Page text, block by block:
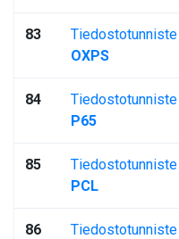
83
Tiedostotunniste
OXPS
84
Tiedostotunniste
P65
85
Tiedostotunniste
PCL
86
Tiedostotunniste